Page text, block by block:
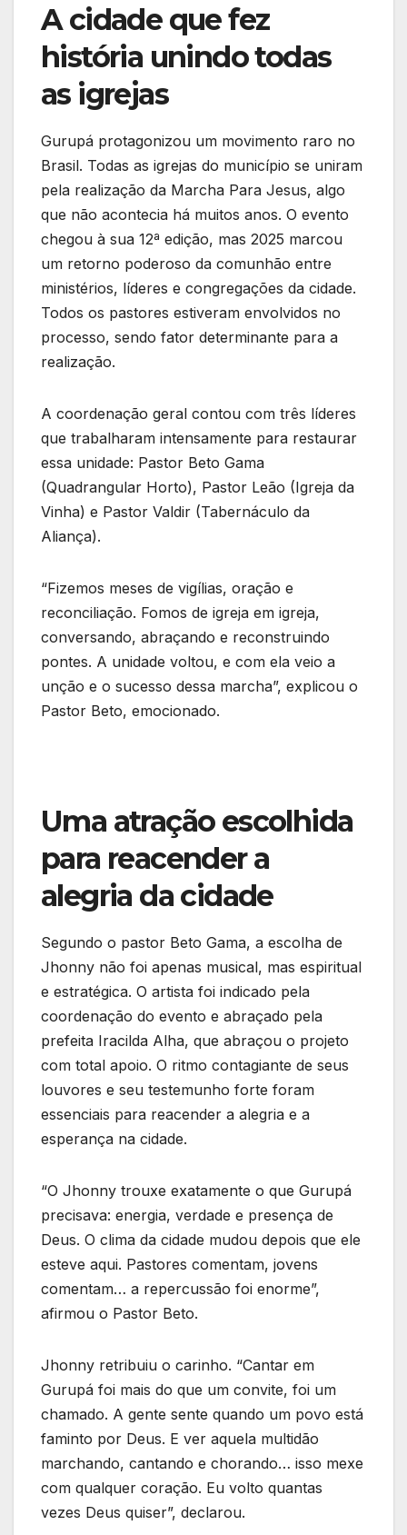
A cidade que fez
história unindo todas
as igrejas
Gurupá protagonizou um movimento raro no
Brasil. Todas as igrejas do município se uniram
pela realização da Marcha Para Jesus, algo
que não acontecia há muitos anos. O evento
chegou à sua 12ª edição, mas 2025 marcou
um retorno poderoso da comunhão entre
ministérios, líderes e congregações da cidade.
Todos os pastores estiveram envolvidos no
processo, sendo fator determinante para a
realização.
A coordenação geral contou com três líderes
que trabalharam intensamente para restaurar
essa unidade: Pastor Beto Gama
(Quadrangular Horto), Pastor Leão (Igreja da
Vinha) e Pastor Valdir (Tabernáculo da
Aliança).
“Fizemos meses de vigílias, oração e
reconciliação. Fomos de igreja em igreja,
conversando, abraçando e reconstruindo
pontes. A unidade voltou, e com ela veio a
unção e o sucesso dessa marcha”, explicou o
Pastor Beto, emocionado.
Uma atração escolhida
para reacender a
alegria da cidade
Segundo o pastor Beto Gama, a escolha de
Jhonny não foi apenas musical, mas espiritual
e estratégica. O artista foi indicado pela
coordenação do evento e abraçado pela
prefeita Iracilda Alha, que abraçou o projeto
com total apoio. O ritmo contagiante de seus
louvores e seu testemunho forte foram
essenciais para reacender a alegria e a
esperança na cidade.
“O Jhonny trouxe exatamente o que Gurupá
precisava: energia, verdade e presença de
Deus. O clima da cidade mudou depois que ele
esteve aqui. Pastores comentam, jovens
comentam… a repercussão foi enorme”,
afirmou o Pastor Beto.
Jhonny retribuiu o carinho. “Cantar em
Gurupá foi mais do que um convite, foi um
chamado. A gente sente quando um povo está
faminto por Deus. E ver aquela multidão
marchando, cantando e chorando… isso mexe
com qualquer coração. Eu volto quantas
vezes Deus quiser”, declarou.